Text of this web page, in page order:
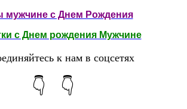
мужчине с Днем Рождения
с Днем рождения Мужчине
к нам в соцсетях
👇 👇